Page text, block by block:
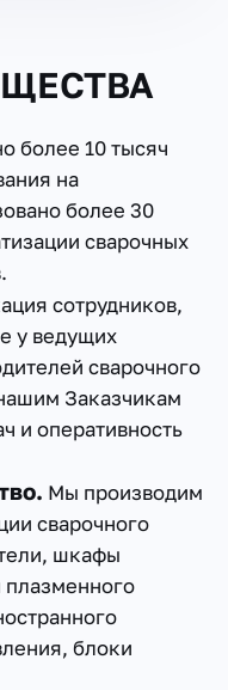
более 10 тысяч
на
более 30
сварочных
сотрудников,
у ведущих
сварочного
Заказчикам
и оперативность
Мы производим
сварочного
шкафы
плазменного
блоки